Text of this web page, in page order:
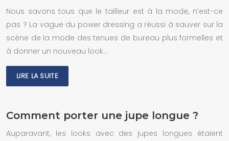
Nous savons tous que le tailleur est à la mode, n’est-ce
pas ? La vague du power dressing a réussi à sauver sur la
scène de la mode des tenues de bureau plus formelles et
à donner un nouveau look…
LIRE LA SUITE
Comment porter une jupe longue ?
Auparavant, les looks avec des jupes longues étaient